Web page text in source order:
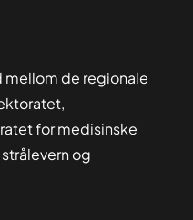
mellom de regionale
for medisinske
og